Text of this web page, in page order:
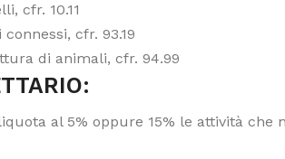
cfr. 10.11
cfr. 93.19
di animali, cfr. 94.99
al 5% oppure 15% le attività che